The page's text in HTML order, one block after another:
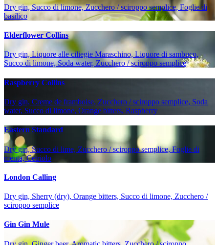
Dry gin, Succo di limone, Zucchero / sciroppo semplice, Foglie di
basilico
Elderflower Collins
Dry gin, Liquore alle ciliegie Maraschino, Liquore di sambuco,
Succo di limone, Soda water, Zucchero / sciroppo semplice
Raspberry Collins
Dry gin, Creme de framboise, Zucchero / sciroppo semplice, Soda
water, Succo di limone, Orange bitters, Raspberry
Eastern Standard
Dry gin, Succo di lime, Zucchero / sciroppo semplice, Foglie di
menta, Cetriolo
London Calling
Dry gin, Sherry (dry), Orange bitters, Succo di limone, Zucchero /
sciroppo semplice
Gin Gin Mule